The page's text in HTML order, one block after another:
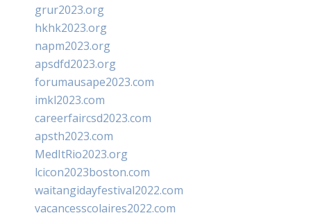
grur2023.org
hkhk2023.org
napm2023.org
apsdfd2023.org
forumausape2023.com
imkl2023.com
careerfaircsd2023.com
apsth2023.com
MedItRio2023.org
lcicon2023boston.com
waitangidayfestival2022.com
vacancesscolaires2022.com